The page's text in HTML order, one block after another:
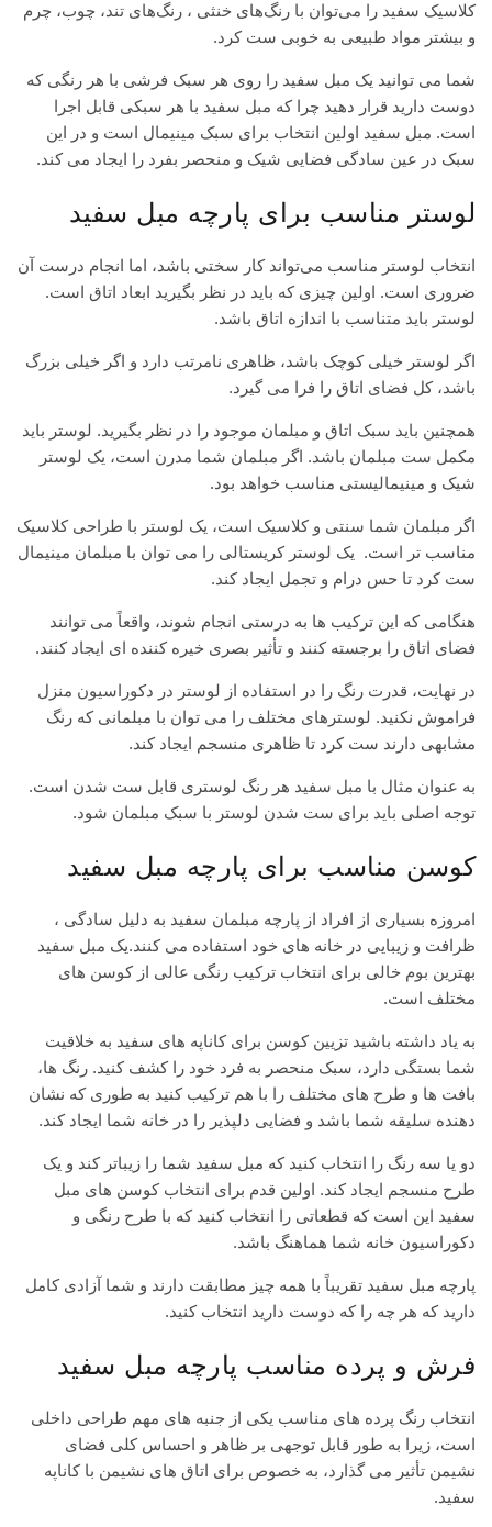
کلاسیک سفید را می‌توان با رنگ‌های خنثی ، رنگ‌های تند، چوب، چرم
و بیشتر مواد طبیعی به خوبی ست کرد.
شما می توانید یک مبل سفید را روی هر سبک فرشی با هر رنگی که
دوست دارید قرار دهید چرا که مبل سفید با هر سبکی قابل اجرا
است. مبل سفید اولین انتخاب برای سبک مینیمال است و در این
سبک در عین سادگی فضایی شیک و منحصر بفرد را ایجاد می کند.
لوستر مناسب برای پارچه مبل سفید
انتخاب لوستر مناسب می‌تواند کار سختی باشد، اما انجام درست آن
ضروری است. اولین چیزی که باید در نظر بگیرید ابعاد اتاق است.
لوستر باید متناسب با اندازه اتاق باشد.
اگر لوستر خیلی کوچک باشد، ظاهری نامرتب دارد و اگر خیلی بزرگ
باشد، کل فضای اتاق را فرا می گیرد.
همچنین باید سبک اتاق و مبلمان موجود را در نظر بگیرید. لوستر باید
مکمل ست مبلمان باشد. اگر مبلمان شما مدرن است، یک لوستر
شیک و مینیمالیستی مناسب خواهد بود.
اگر مبلمان شما سنتی و کلاسیک است، یک لوستر با طراحی کلاسیک
مناسب تر است. یک لوستر کریستالی را می توان با مبلمان مینیمال
ست کرد تا حس درام و تجمل ایجاد کند.
هنگامی که این ترکیب ها به درستی انجام شوند، واقعاً می توانند
فضای اتاق را برجسته کنند و تأثیر بصری خیره کننده ای ایجاد کنند.
در نهایت، قدرت رنگ را در استفاده از لوستر در دکوراسیون منزل
فراموش نکنید. لوسترهای مختلف را می توان با مبلمانی که رنگ
مشابهی دارند ست کرد تا ظاهری منسجم ایجاد کند.
به عنوان مثال با مبل سفید هر رنگ لوستری قابل ست شدن است.
توجه اصلی باید برای ست شدن لوستر با سبک مبلمان شود.
کوسن مناسب برای پارچه مبل سفید
امروزه بسیاری از افراد از پارچه مبلمان سفید به دلیل سادگی ،
ظرافت و زیبایی در خانه های خود استفاده می کنند.یک مبل سفید
بهترین بوم خالی برای انتخاب ترکیب رنگی عالی از کوسن های
مختلف است.
به یاد داشته باشید تزیین کوسن برای کاناپه های سفید به خلاقیت
شما بستگی دارد، سبک منحصر به فرد خود را کشف کنید. رنگ ها،
بافت ها و طرح های مختلف را با هم ترکیب کنید به طوری که نشان
دهنده سلیقه شما باشد و فضایی دلپذیر را در خانه شما ایجاد کند.
دو یا سه رنگ را انتخاب کنید که مبل سفید شما را زیباتر کند و یک
طرح منسجم ایجاد کند. اولین قدم برای انتخاب کوسن های مبل
سفید این است که قطعاتی را انتخاب کنید که با طرح رنگی و
دکوراسیون خانه شما هماهنگ باشد.
پارچه مبل سفید تقریباً با همه چیز مطابقت دارند و شما آزادی کامل
دارید که هر چه را که دوست دارید انتخاب کنید.
فرش و پرده مناسب پارچه مبل سفید
انتخاب رنگ پرده های مناسب یکی از جنبه های مهم طراحی داخلی
است، زیرا به طور قابل توجهی بر ظاهر و احساس کلی فضای
نشیمن تأثیر می گذارد، به خصوص برای اتاق های نشیمن با کاناپه
سفید.